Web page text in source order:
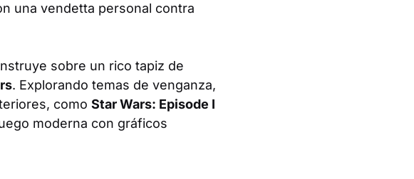
una vendetta personal contra
sobre un rico tapiz de
. Explorando temas de venganza,
como Star Wars: Episode I
moderna con gráficos